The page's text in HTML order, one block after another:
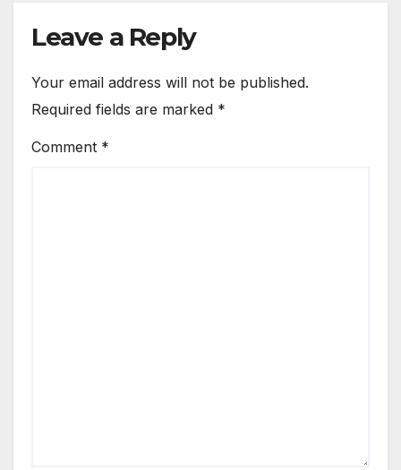
Leave a Reply
Your email address will not be published.
Required fields are marked *
Comment *